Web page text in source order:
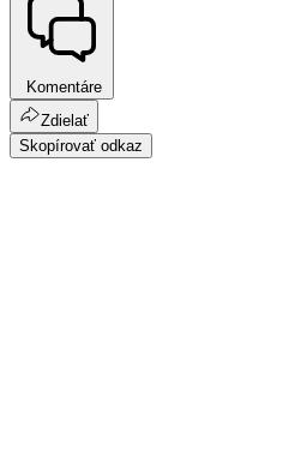
Komentáre
Zdielať
Skopírovať odkaz